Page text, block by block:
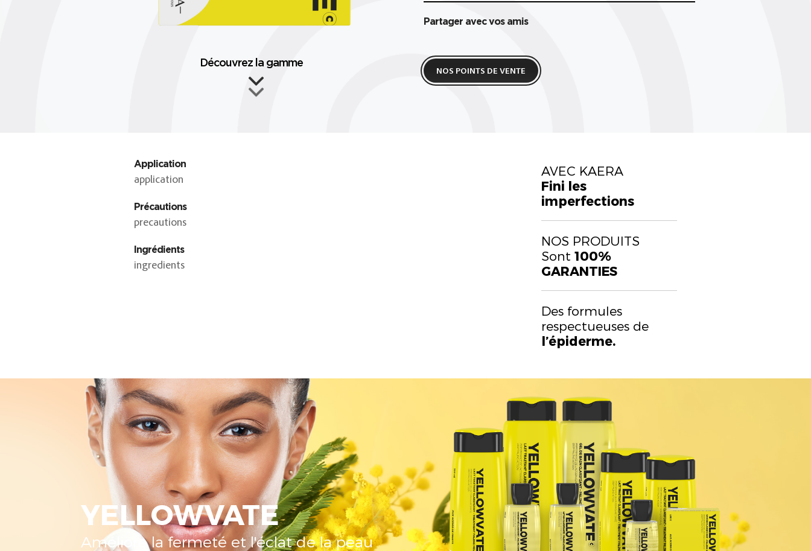
Découvrez la gamme
Partager avec vos amis
NOS POINTS DE VENTE
Application
application
Précautions
precautions
Ingrédients
ingredients
AVEC KAERA
Fini les
imperfections
NOS PRODUITS
Sont 100%
GARANTIES
Des formules
respectueuses de
l’épiderme.
YELLOWVATE
Améliore la fermeté et l'éclat de la peau